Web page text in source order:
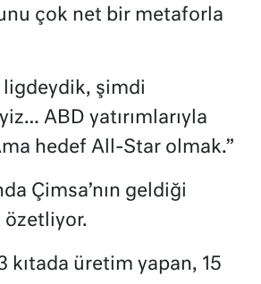
çok net bir metaforla
ligdeydik, şimdi
ABD yatırımlarıyla
hedef All-Star olmak.”
Çimsa’nın geldiği
özetliyor.
kıtada üretim yapan, 15